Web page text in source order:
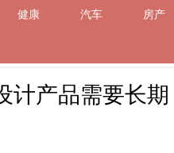
健康 汽车 房产
计产品需要长期